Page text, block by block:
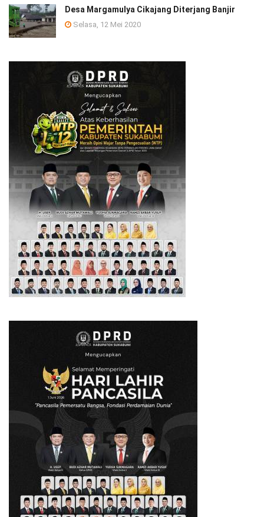
Desa Margamulya Cikajang Diterjang Banjir
Selasa, 12 Mei 2020